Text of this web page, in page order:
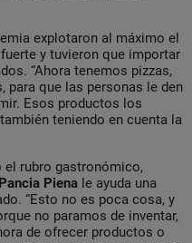
explotaron al máximo el
y tuvieron que importar
“Ahora tenemos pizzas,
para que las personas le den
Esos productos los
teniendo en cuenta la
rubro gastronómico,
Pancia Piena le ayuda una
“Esto no es poca cosa, y
no paramos de inventar,
de ofrecer productos o